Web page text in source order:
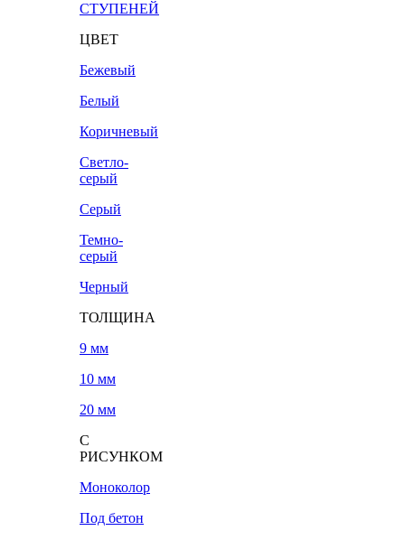
СТУПЕНЕЙ
ЦВЕТ
Бежевый
Белый
Коричневый
Светло-
серый
Серый
Темно-
серый
Черный
ТОЛЩИНА
9 мм
10 мм
20 мм
С
РИСУНКОМ
Моноколор
Под бетон